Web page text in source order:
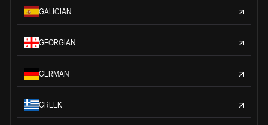
GALICIAN
GEORGIAN
GERMAN
GREEK